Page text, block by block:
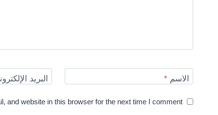
الاسم* البريد
and website in this browser for the next time I comment.